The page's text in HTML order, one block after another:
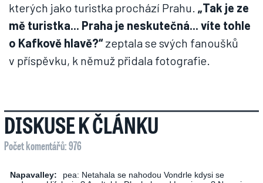
kterých jako turistka prochází Prahu. „Tak je ze
mě turistka... Praha je neskutečná... víte tohle
o Kafkově hlavě?“zeptala se svých fanoušků
v příspěvku, k němuž přidala fotografie.
DISKUSE K ČLÁNKU
Počet komentářů: 976
Napavalley:
pea: Netahala se nahodou Vondrle kdysi se